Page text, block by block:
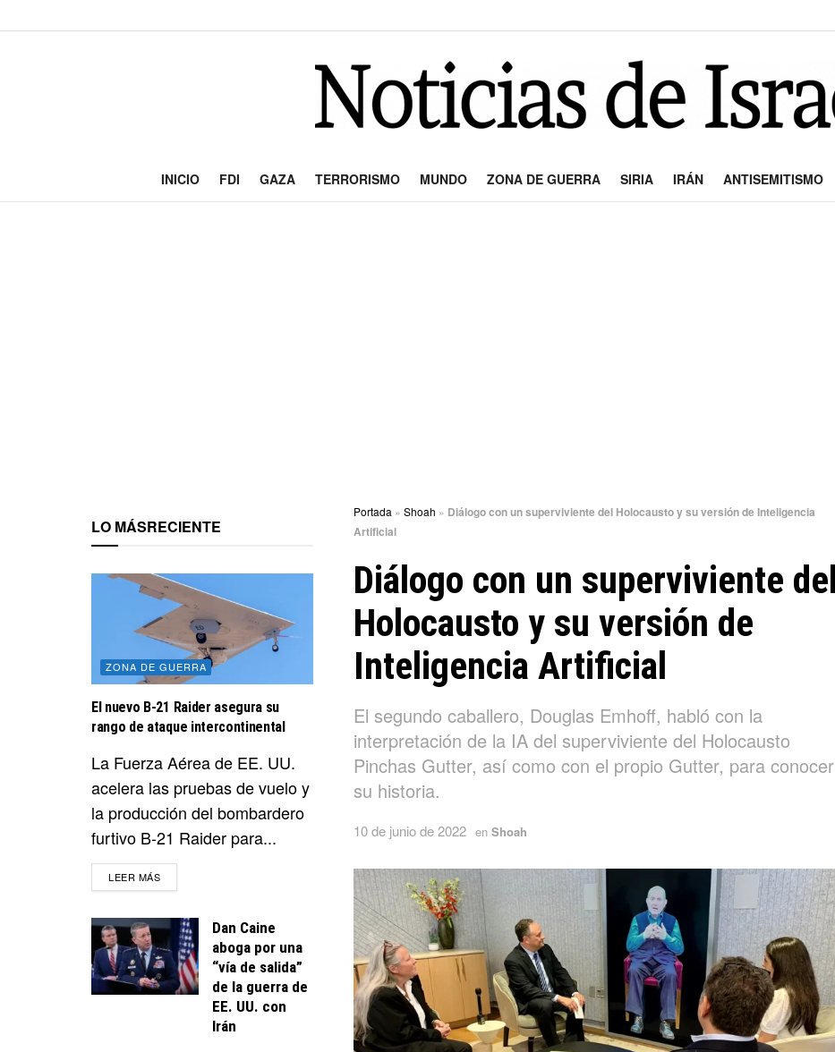
INICIO FDI GAZA TERRORISMO MUNDO ZONA DE GUERRA SIRIA IRÁN ANTISEMITISMO
Portada » Shoah » Diálogo con un superviviente del Holocausto y su versión de Inteligencia
Artificial
Diálogo con un superviviente del
Holocausto y su versión de
Inteligencia Artificial
El segundo caballero, Douglas Emhoff, habló con la
interpretación de la IA del superviviente del Holocausto
Pinchas Gutter, así como con el propio Gutter, para conocer
su historia.
10 de junio de 2022 en Shoah
LO MÁSRECIENTE
ZONA DE GUERRA
El nuevo B-21 Raider asegura su
rango de ataque intercontinental
La Fuerza Aérea de EE. UU.
acelera las pruebas de vuelo y
la producción del bombardero
furtivo B-21 Raider para...
LEER MÁSDETAILS
Dan Caine
aboga por una
“vía de salida”
de la guerra de
EE. UU. con
Irán